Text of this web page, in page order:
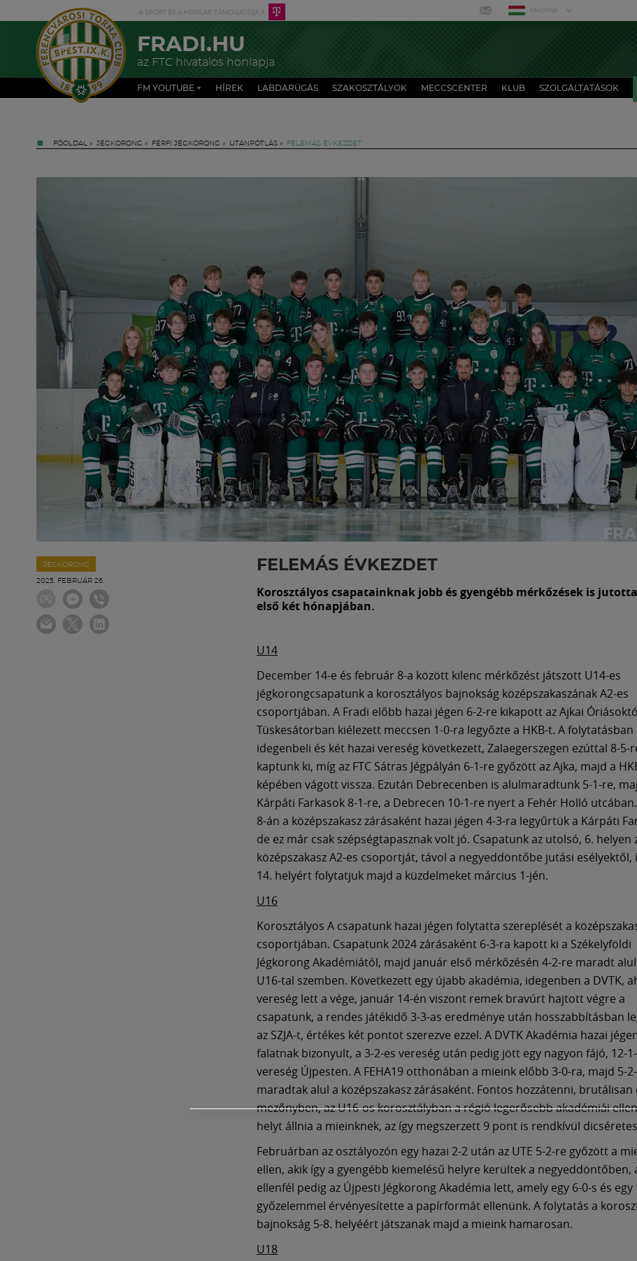
MAGYAR
FRADI.HU
az FTC hivatalos honlapja
FM YOUTUBE + HÍREK LABDARÚGÁS SZAKOSZTÁLYOK MECCSCENTER KLUB SZOLGÁLTATÁSOK
FŐOLDAL » JÉGKORONG » FÉRFI JÉGKORONG » UTÁNPÓTLÁS » FELEMÁS ÉVKEZDET
JÉGKORONG
2025. FEBRUÁR 26.
FELEMÁS ÉVKEZDET
Korosztályos csapatainknak jobb és gyengébb mérkőzések is
első két hónapjában.
U14
December 14-e és február 8-a között kilenc mérkőzést játszott U14-es
jégkorongcsapatunk a korosztályos bajnokság középszakaszának A2-es
csoportjában. A Fradi előbb hazai jégen 6-2-re kikapott az Ajkai
Tüskesátorban kiélezett meccsen 1-0-ra legyőzte a HKB-t. A folytatásban
idegenbeli és két hazai vereség következett, Zalaegerszegen ezúttal 8-5-
kaptunk ki, míg az FTC Sátras Jégpályán 6-1-re győzött az Ajka, majd a
képében vágott vissza. Ezután Debrecenben is alulmaradtunk 5-1-re,
Kárpáti Farkasok 8-1-re, a Debrecen 10-1-re nyert a Fehér Holló
8-án a középszakasz zárásaként hazai jégen 4-3-ra legyűrtük a Kárpáti
de ez már csak szépségtapasznak volt jó. Csapatunk az utolsó, 6. helyen
középszakasz A2-es csoportját, távol a negyeddöntőbe jutási esélyektől,
14. helyért folytatjuk majd a küzdelmeket március 1-jén.
U16
Korosztályos A csapatunk hazai jégen folytatta szereplését a
csoportjában. Csapatunk 2024 zárásaként 6-3-ra kapott ki a Székelyföldi
Jégkorong Akadémiától, majd január első mérkőzésén 4-2-re maradt alul
U16-tal szemben. Következett egy újabb akadémia, idegenben a DVTK,
vereség lett a vége, január 14-én viszont remek bravúrt hajtott végre a
csapatunk, a rendes játékidő 3-3-as eredménye után hosszabbításban
az SZJA-t, értékes két pontot szerezve ezzel. A DVTK Akadémia hazai
falatnak bizonyult, a 3-2-es vereség után pedig jött egy nagyon fájó, 12-
vereség Újpesten. A FEHA19 otthonában a mieink előbb 3-0-ra, majd 5-
maradtak alul a középszakasz zárásaként. Fontos hozzátenni, brutálisan
mezőnyben, az U16-os korosztályban a régió legerősebb akadémiái
helyt állnia a mieinknek, az így megszerzett 9 pont is rendkívül
Februárban az osztályozón egy hazai 2-2 után az UTE 5-2-re győzött a
ellen, akik így a gyengébb kiemelésű helyre kerültek a negyeddöntőben,
ellenfél pedig az Újpesti Jégkorong Akadémia lett, amely egy 6-0-s és egy
győzelemmel érvényesítette a papírformát ellenünk. A folytatás a
bajnokság 5-8. helyéért játszanak majd a mieink hamarosan.
U18